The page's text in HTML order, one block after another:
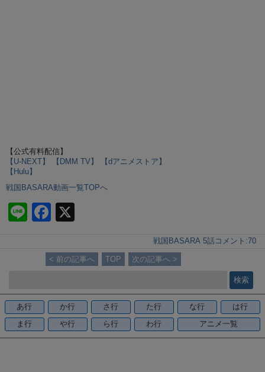
【公式有料配信】
【U-NEXT】
【DMM TV】
【dアニメストア】
【Hulu】
戦国BASARA動画一覧TOPへ
Li
n
e
F
a
c
e
o
o
k
戦国BASARA 5話 コメント:70
< 前の記事へ TOP 次の記事へ >
あ行 か行 さ行 た行 な行
は行
ま行
や行 ら行 わ行 アニメ一覧